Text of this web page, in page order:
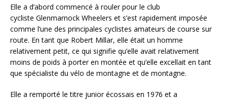
Elle a d’abord commencé à rouler pour le club
cycliste Glenmarnock Wheelers et s’est rapidement imposée
comme l’une des principales cyclistes amateurs de course sur
route. En tant que Robert Millar, elle était un homme
relativement petit, ce qui signifie qu’elle avait relativement
moins de poids à porter en montée et qu’elle excellait en tant
que spécialiste du vélo de montagne et de montagne.
Elle a remporté le titre junior écossais en 1976 et a